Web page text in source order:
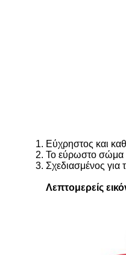
Εύχρηστος και
Το εύρωστο σώμα
Σχεδιασμένος
Λεπτομερείς